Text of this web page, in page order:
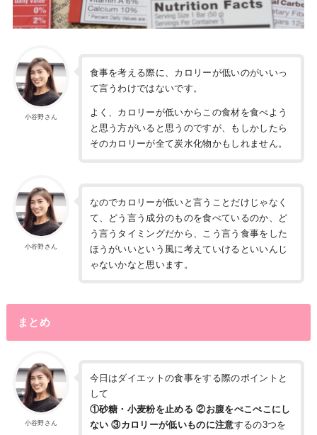
小谷野さん
食事を考える際に、カロリーが低いのがいいっ
て言うわけではないです。
よく、カロリーが低いからこの食材を食べよう
と思う方がいると思うのですが、もしかしたら
そのカロリーが全て炭水化物かもしれません。
小谷野さん
なのでカロリーが低いと言うことだけじゃなく
て、どう言う成分のものを食べているのか、ど
う言うタイミングだから、こう言う食事をした
ほうがいいという風に考えていけるといいんじ
ゃないかなと思います。
まとめ
小谷野さん
今日はダイエットの食事をする際のポイントと
して
①砂糖・小麦粉を止める ②お腹をぺこぺこにし
ない ③カロリーが低いものに注意するの3つを